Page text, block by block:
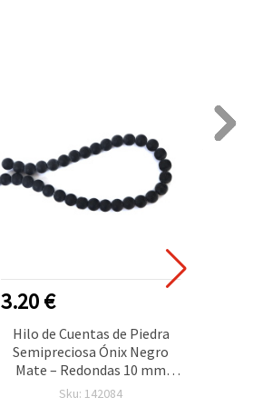
3.20 €
Hilo de Cuentas de Piedra
Semipreciosa Ónix Negro
Mate – Redondas 10 mm
(aprox. 39 uds) para Bisutería
Sku: 142084